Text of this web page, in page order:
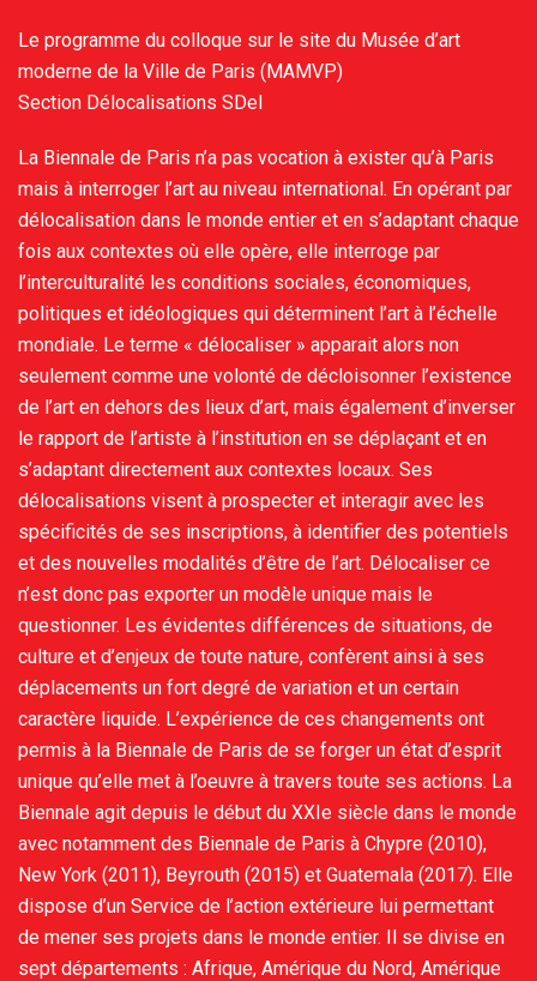
Le programme du colloque sur le site du Musée d’art
moderne de la Ville de Paris (MAMVP)
Section Délocalisations SDel
La Biennale de Paris n’a pas vocation à exister qu’à Paris
mais à interroger l’art au niveau international. En opérant par
délocalisation dans le monde entier et en s’adaptant chaque
fois aux contextes où elle opère, elle interroge par
l’interculturalité les conditions sociales, économiques,
politiques et idéologiques qui déterminent l’art à l’échelle
mondiale. Le terme « délocaliser » apparait alors non
seulement comme une volonté de décloisonner l’existence
de l’art en dehors des lieux d’art, mais également d’inverser
le rapport de l’artiste à l’institution en se déplaçant et en
s’adaptant directement aux contextes locaux. Ses
délocalisations visent à prospecter et interagir avec les
spécificités de ses inscriptions, à identifier des potentiels
et des nouvelles modalités d’être de l’art. Délocaliser ce
n’est donc pas exporter un modèle unique mais le
questionner. Les évidentes différences de situations, de
culture et d’enjeux de toute nature, confèrent ainsi à ses
déplacements un fort degré de variation et un certain
caractère liquide. L’expérience de ces changements ont
permis à la Biennale de Paris de se forger un état d’esprit
unique qu’elle met à l’oeuvre à travers toute ses actions. La
Biennale agit depuis le début du XXIe siècle dans le monde
avec notamment des Biennale de Paris à Chypre (2010),
New York (2011), Beyrouth (2015) et Guatemala (2017). Elle
dispose d’un Service de l’action extérieure lui permettant
de mener ses projets dans le monde entier. Il se divise en
sept départements : Afrique, Amérique du Nord, Amérique